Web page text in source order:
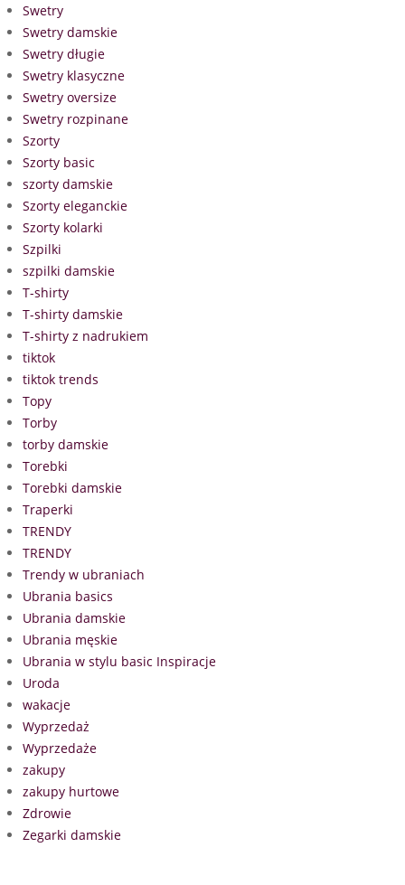
Swetry
Swetry damskie
Swetry długie
Swetry klasyczne
Swetry oversize
Swetry rozpinane
Szorty
Szorty basic
szorty damskie
Szorty eleganckie
Szorty kolarki
Szpilki
szpilki damskie
T-shirty
T-shirty damskie
T-shirty z nadrukiem
tiktok
tiktok trends
Topy
Torby
torby damskie
Torebki
Torebki damskie
Traperki
TRENDY
TRENDY
Trendy w ubraniach
Ubrania basics
Ubrania damskie
Ubrania męskie
Ubrania w stylu basic Inspiracje
Uroda
wakacje
Wyprzedaż
Wyprzedaże
zakupy
zakupy hurtowe
Zdrowie
Zegarki damskie